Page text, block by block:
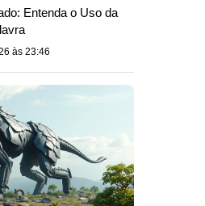
Entenda o Uso da
às 23:46